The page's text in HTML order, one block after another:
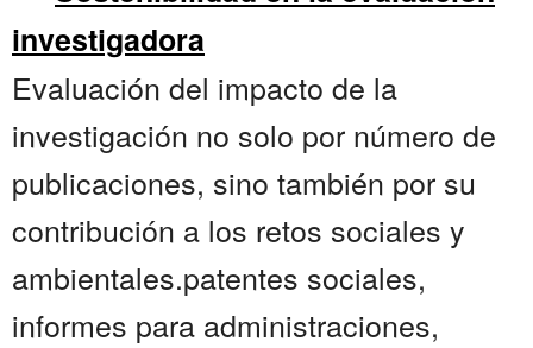
investigadora
Evaluación del impacto de la
investigación no solo por número de
publicaciones, sino también por su
contribución a los retos sociales y
ambientales.patentes sociales,
informes para administraciones,